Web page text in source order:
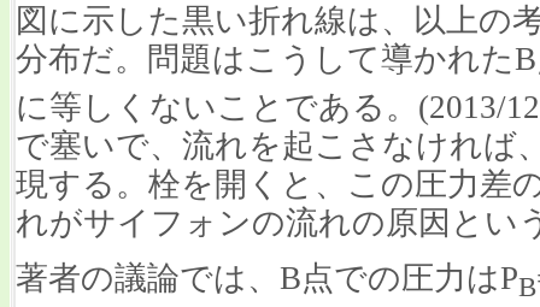
図に示した黒い折れ線は、以上の
分布だ。問題はこうして導かれた
に等しくないことである。(2013/
で塞いで、流れを起こさなければ
現する。栓を開くと、この圧力差
れがサイフォンの流れの原因とい
著者の議論では、B点での圧力はPB